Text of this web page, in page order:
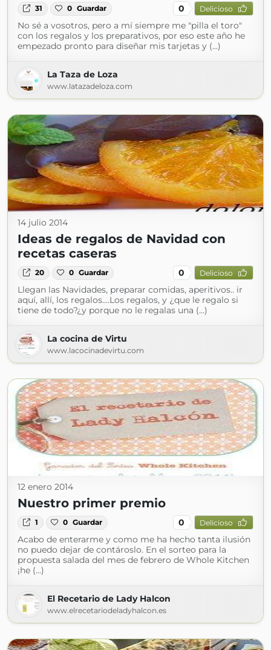
31 0 Guardar 0 Delicioso
No sé a vosotros, pero a mí siempre me "pilla el toro"
con los regalos y los preparativos, por eso este año he
empezado pronto para diseñar mis tarjetas y (...)
La Taza de Loza
www.latazadeloza.com
14 julio 2014
Ideas de regalos de Navidad con
recetas caseras
20 0 Guardar 0 Delicioso
Llegan las Navidades, preparar comidas, aperitivos.. ir
aquí, allí, los regalos....Los regalos, y ¿que le regalo si
tiene de todo?¿y porque no le regalas una (...)
La cocina de Virtu
www.lacocinadevirtu.com
12 enero 2014
Nuestro primer premio
1 0 Guardar 0 Delicioso
Acabo de enterarme y como me ha hecho tanta ilusión
no puedo dejar de contároslo. En el sorteo para la
propuesta salada del mes de febrero de Whole Kitchen
¡he (...)
El Recetario de Lady Halcon
www.elrecetariodeladyhalcon.es